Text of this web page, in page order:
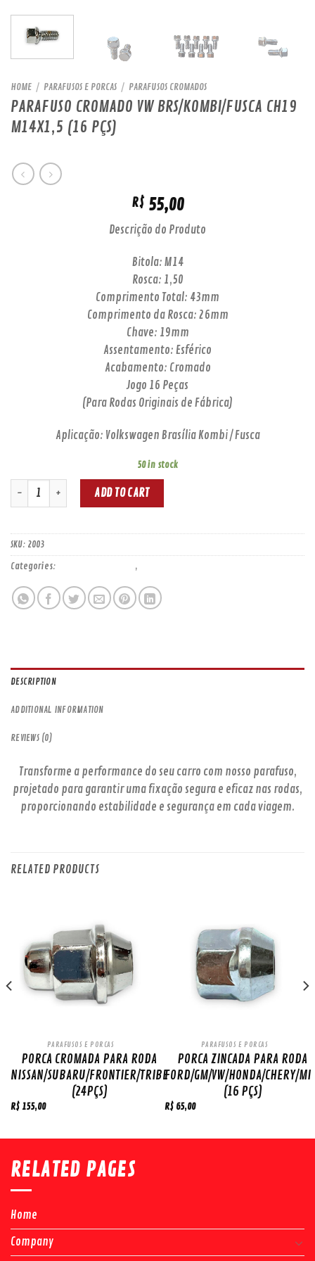
HOME / PARAFUSOS E PORCAS / PARAFUSOS CROMADOS
PARAFUSO CROMADO VW BRS/KOMBI/FUSCA CH19
M14X1,5 (16 PÇS)
R$ 55,00
Descrição do Produto
Bitola: M14
Rosca: 1,50
Comprimento Total: 43mm
Comprimento da Rosca: 26mm
Chave: 19mm
Assentamento: Esférico
Acabamento: Cromado
Jogo 16 Peças
(Para Rodas Originais de Fábrica)
Aplicação: Volkswagen Brasília Kombi / Fusca
50 in stock
PARAFUSO CROMADO VW BRS/KOMBI/FUSCA CH19 M14X1,5 (16 PÇS) quantity
ADD TO CART
SKU: 2003
Categories:
,
DESCRIPTION
ADDITIONAL INFORMATION
REVIEWS (0)
Transforme a performance do seu carro com nosso parafuso,
projetado para garantir uma fixação segura e eficaz nas rodas,
proporcionando estabilidade e segurança em cada viagem.
RELATED PRODUCTS
PARAFUSOS E PORCAS
PORCA CROMADA PARA RODA
NISSAN/SUBARU/FRONTIER/TRIBE
(24PÇS)
R$155,00
PARAFUSOS E PORCAS
PORCA ZINCADA PARA RODA
FORD/GM/VW/HONDA/CHERY/
(16 PÇS)
R$65,00
RELATED PAGES
Home
Company